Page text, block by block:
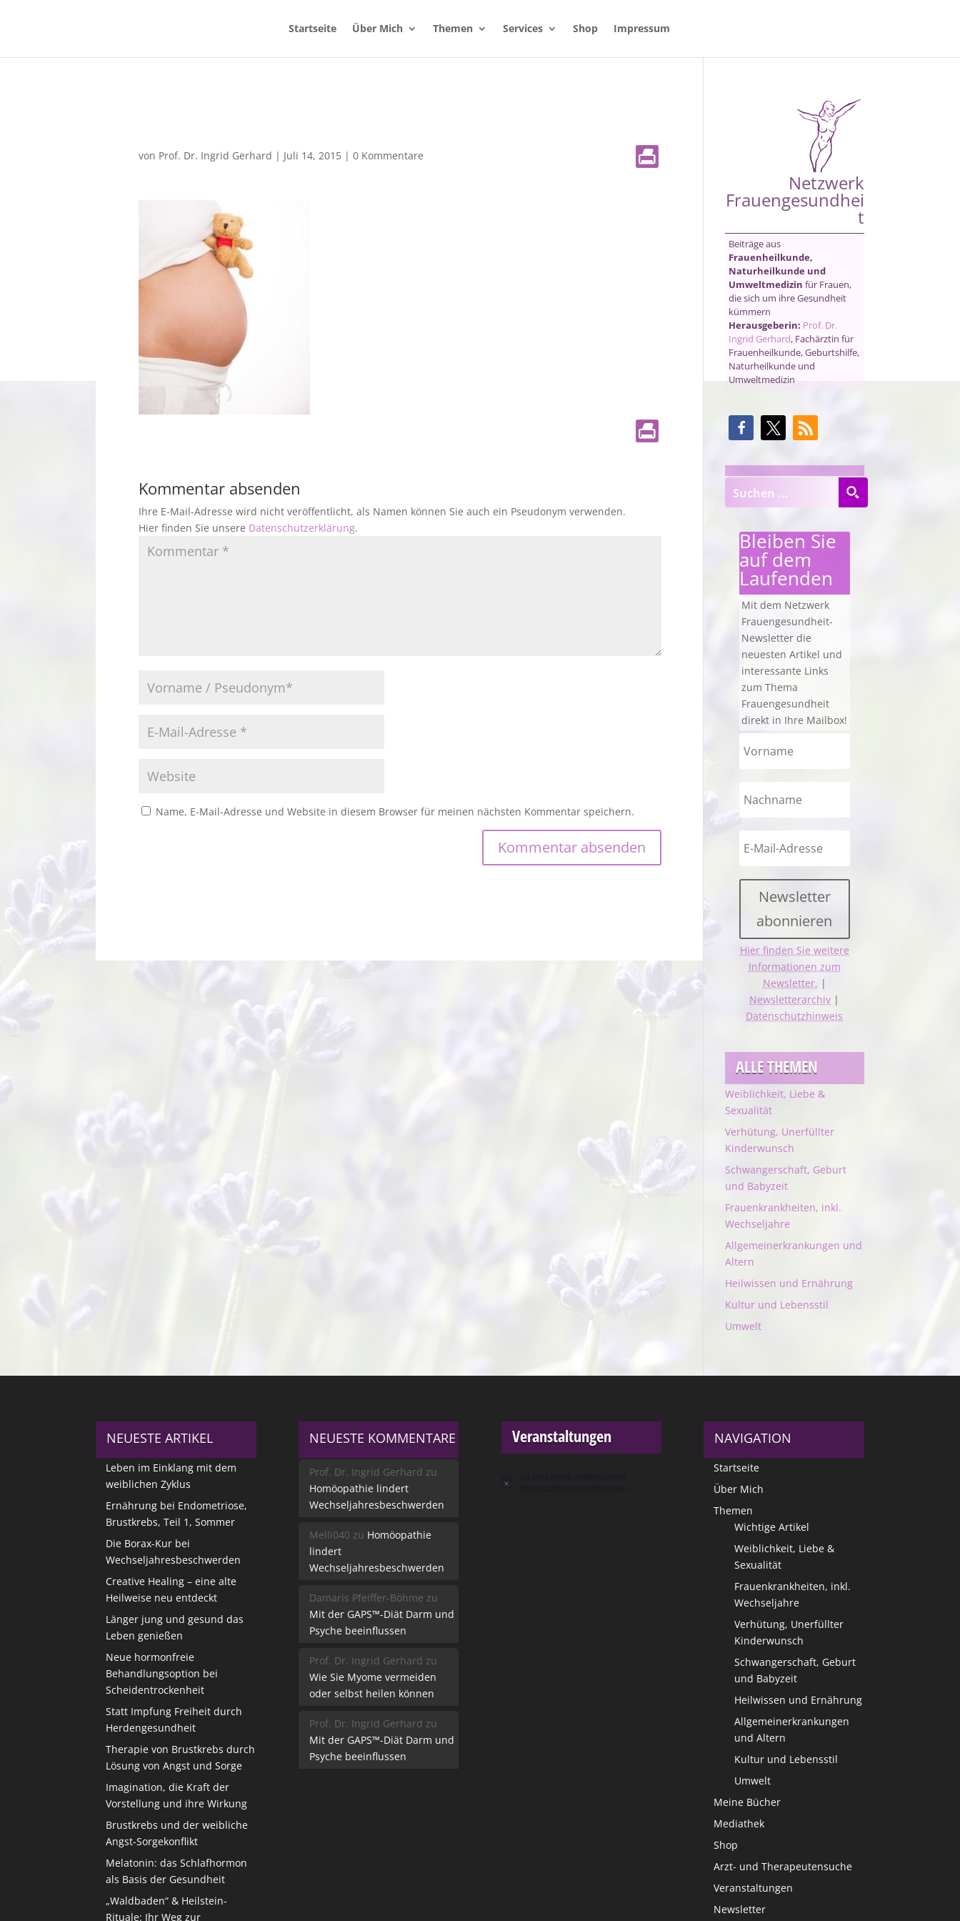
Startseite Über Mich Themen Services Shop Impressum
von Prof. Dr. Ingrid Gerhard | Juli 14, 2015| 0 Kommentare
Kommentar absenden
Ihre E-Mail-Adresse wird nicht veröffentlicht, als Namen können Sie auch ein Pseudonym verwenden.
Hier finden Sie unsere Datenschutzerklärung.
Name, E-Mail-Adresse und Website in diesem Browser für meinen nächsten Kommentar speichern.
Netzwerk
Frauengesundhei
t
Beiträge aus
Frauenheilkunde,
Naturheilkunde und
Umweltmedizin für Frauen,
die sich um ihre Gesundheit
kümmern
Herausgeberin: Prof. Dr.
Ingrid Gerhard, Fachärztin für
Frauenheilkunde, Geburtshilfe,
Naturheilkunde und
Umweltmedizin
Bleiben Sie
auf dem
Laufenden
Mit dem Netzwerk
Frauengesundheit-
Newsletter die
neuesten Artikel und
interessante Links
zum Thema
Frauengesundheit
direkt in Ihre Mailbox!
Newsletter
abonnieren
Hier finden Sie weitere
Informationen zum
Newsletter. |
Newsletterarchiv |
Datenschutzhinweis
ALLE THEMEN
Weiblichkeit, Liebe &
Sexualität
Verhütung, Unerfüllter
Kinderwunsch
Schwangerschaft, Geburt
und Babyzeit
Frauenkrankheiten, inkl.
Wechseljahre
Allgemeinerkrankungen und
Altern
Heilwissen und Ernährung
Kultur und Lebensstil
Umwelt
NEUESTE ARTIKEL
Leben im Einklang mit dem
weiblichen Zyklus
Ernährung bei Endometriose,
Brustkrebs, Teil 1, Sommer
Die Borax-Kur bei
Wechseljahresbeschwerden
Creative Healing – eine alte
Heilweise neu entdeckt
Länger jung und gesund das
Leben genießen
Neue hormonfreie
Behandlungsoption bei
Scheidentrockenheit
Statt Impfung Freiheit durch
Herdengesundheit
Therapie von Brustkrebs durch
Lösung von Angst und Sorge
Imagination, die Kraft der
Vorstellung und ihre Wirkung
Brustkrebs und der weibliche
Angst-Sorgekonflikt
Melatonin: das Schlafhormon
als Basis der Gesundheit
„Waldbaden“ & Heilstein-
Rituale: Ihr Weg zur
NEUESTE KOMMENTARE
Prof. Dr. Ingrid Gerhard zu
Homöopathie lindert
Wechseljahresbeschwerden
Melli040 zu Homöopathie
lindert
Wechseljahresbeschwerden
Damaris Pfeiffer-Böhme zu
Mit der GAPS™-Diät Darm und
Psyche beeinflussen
Prof. Dr. Ingrid Gerhard zu
Wie Sie Myome vermeiden
oder selbst heilen können
Prof. Dr. Ingrid Gerhard zu
Mit der GAPS™-Diät Darm und
Psyche beeinflussen
Veranstaltungen
Hinweis
NAVIGATION
Startseite
Über Mich
Themen
Wichtige Artikel
Weiblichkeit, Liebe &
Sexualität
Frauenkrankheiten, inkl.
Wechseljahre
Verhütung, Unerfüllter
Kinderwunsch
Schwangerschaft, Geburt
und Babyzeit
Heilwissen und Ernährung
Allgemeinerkrankungen
und Altern
Kultur und Lebensstil
Umwelt
Meine Bücher
Mediathek
Shop
Arzt- und Therapeutensuche
Veranstaltungen
Newsletter